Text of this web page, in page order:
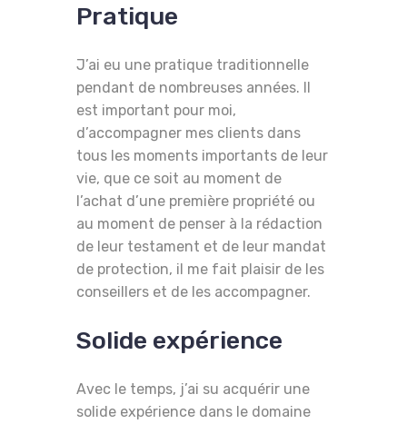
Pratique
J’ai eu une pratique traditionnelle
pendant de nombreuses années. Il
est important pour moi,
d’accompagner mes clients dans
tous les moments importants de leur
vie, que ce soit au moment de
l’achat d’une première propriété ou
au moment de penser à la rédaction
de leur testament et de leur mandat
de protection, il me fait plaisir de les
conseillers et de les accompagner.
Solide expérience
Avec le temps, j’ai su acquérir une
solide expérience dans le domaine